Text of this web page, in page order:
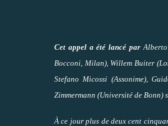
Cet appel a été lancé parAlberto
Bocconi, Milan), Willem Buiter
Stefano Micossi (Assonime),
Zimmermann (Université de Bonn)
À ce jour plus de deux cent